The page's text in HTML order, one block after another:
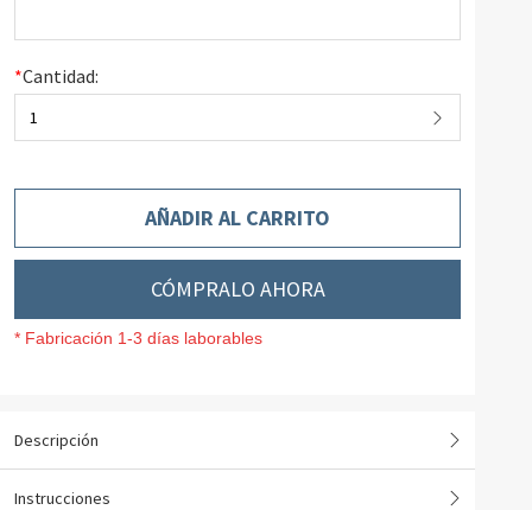
*Cantidad:
1
AÑADIR AL CARRITO
CÓMPRALO AHORA
* Fabricación 1-3 días laborables
Descripción
Instrucciones